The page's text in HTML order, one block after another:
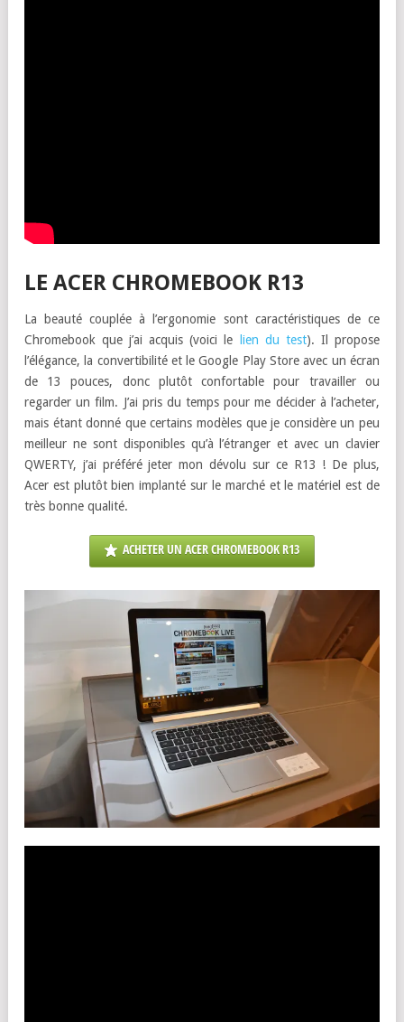
LE ACER CHROMEBOOK R13
La beauté couplée à l’ergonomie sont caractéristiques de ce
Chromebook que j’ai acquis (voici le
lien du test). Il propose
l’élégance, la convertibilité et le Google Play Store avec un écran
de 13 pouces, donc plutôt confortable pour travailler ou
regarder un film. J’ai pris du temps pour me décider à l’acheter,
mais étant donné que certains modèles que je considère un peu
meilleur ne sont disponibles qu’à l’étranger et avec un clavier
QWERTY, j’ai préféré jeter mon dévolu sur ce R13 ! De plus,
Acer est plutôt bien implanté sur le marché et le matériel est de
très bonne qualité.
ACHETER UN ACER CHROMEBOOK R13